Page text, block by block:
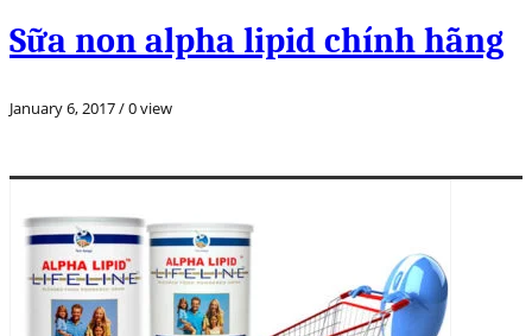
Sữa non alpha lipid chính hãng
January 6, 2017/0 view